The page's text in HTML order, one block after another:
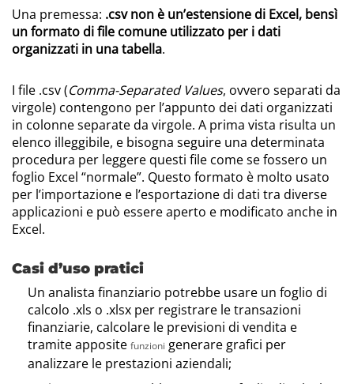
Una premessa: .csv non è un’estensione di Excel, bensì
un formato di file comune utilizzato per i dati
organizzati in una tabella.
I file .csv (Comma-Separated Values, ovvero separati da
virgole) contengono per l’appunto dei dati organizzati
in colonne separate da virgole. A prima vista risulta un
elenco illeggibile, e bisogna seguire una determinata
procedura per leggere questi file come se fossero un
foglio Excel “normale”. Questo formato è molto usato
per l’importazione e l’esportazione di dati tra diverse
applicazioni e può essere aperto e modificato anche in
Excel.
Casi d’uso pratici
Un analista finanziario potrebbe usare un foglio di
calcolo .xls o .xlsx per registrare le transazioni
finanziarie, calcolare le previsioni di vendita e
tramite apposite funzioni generare grafici per
analizzare le prestazioni aziendali;